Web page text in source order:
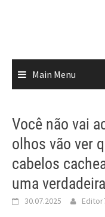
Main Menu
Você não vai
olhos vão ver
cabelos
uma
30.07.2025